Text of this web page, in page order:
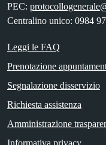
PEC:
Centralino unico: 0984
Leggi le FAQ
Prenotazione
Segnalazione disservizio
Richiesta assistenza
Amministrazione
Informativa privacy